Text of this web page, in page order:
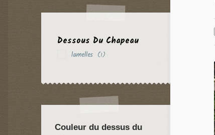
Dessous Du Chapeau
lamelles (1)
Couleur du dessus du